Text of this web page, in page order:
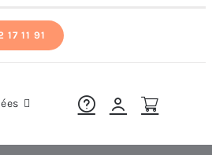
17 11 91